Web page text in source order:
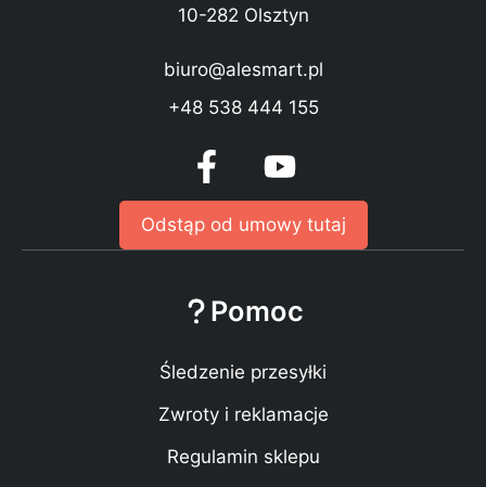
10-282 Olsztyn
biuro@alesmart.pl
+48 538 444 155
Odstąp od umowy tutaj
Pomoc
Śledzenie przesyłki
Zwroty i reklamacje
Regulamin sklepu